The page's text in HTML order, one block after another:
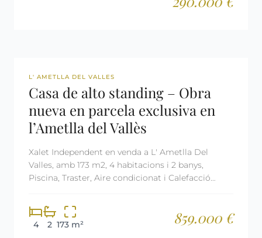
REF: 2495
L' AMETLLA DEL VALLES
Casa de alto standing – Obra
nueva en parcela exclusiva en
l’Ametlla del Vallès
Xalet Independent en venda a L' Ametlla Del
Valles, amb 173 m2, 4 habitacions i 2 banys,
Piscina, Traster, Aire condicionat i Calefacció
4 2 173 m² 859.000 €